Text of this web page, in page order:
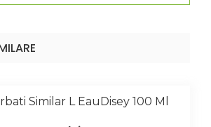
Similar L EauDisey 100 Ml